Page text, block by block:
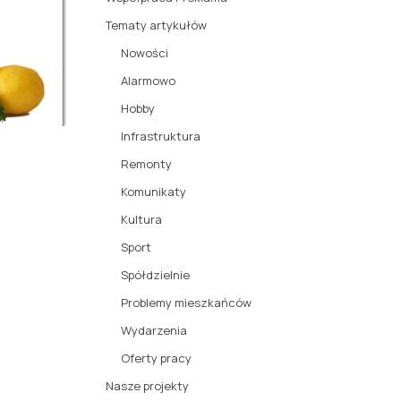
Tematy artykułów
Nowości
Alarmowo
Hobby
Infrastruktura
Remonty
Komunikaty
Kultura
Sport
Spółdzielnie
Problemy mieszkańców
Wydarzenia
Oferty pracy
Nasze projekty